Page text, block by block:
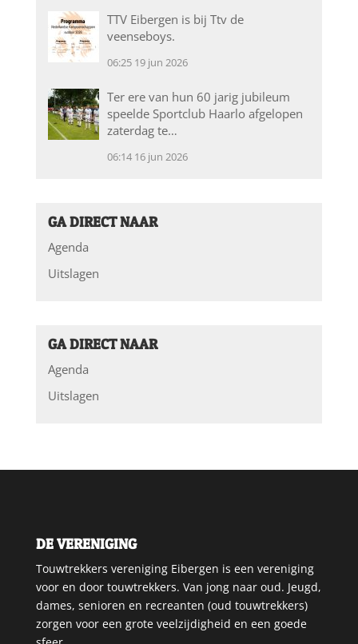
TTV Eibergen is bij Ttv de
veenseboys.
06:25 19 jun 2026
Ter ere van hun 60 jarig jubileum
speelde Sportclub Haarlo afgelopen
zaterdag te…
06:14 16 jun 2026
GA DIRECT NAAR
Agenda
Uitslagen
GA DIRECT NAAR
Agenda
Uitslagen
DE VERENIGING
Touwtrekkers vereniging Eibergen is een vereniging
voor en door touwtrekkers. Van jong naar oud. Jeugd,
dames, senioren en recreanten (oud touwtrekkers)
zorgen voor een grote veelzijdigheid en een goede